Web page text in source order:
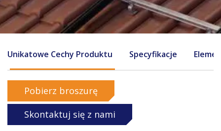
Unikatowe Cechy Produktu Specyfikacje
Pobierz broszurę
Skontaktuj się z nami
Tak, chcę zapisać się do newsletter'a Enstall
Wyślij